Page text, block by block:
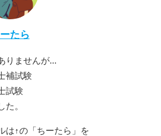
たら
りませんが...
補試験
試験
。
は↑の「ちーたら」を